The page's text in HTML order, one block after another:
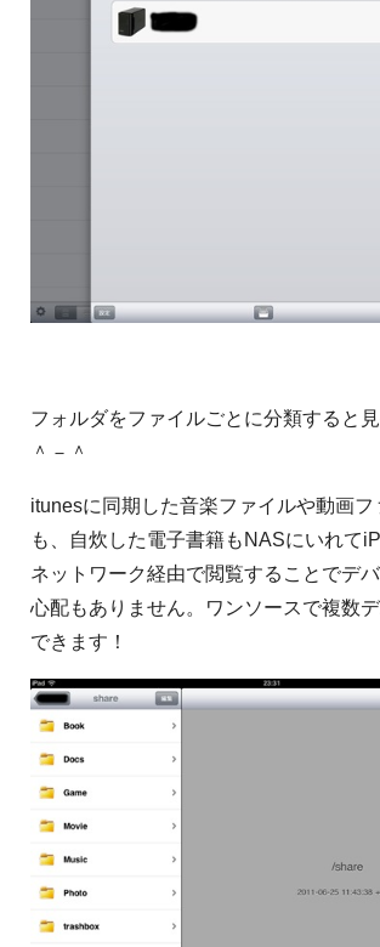
フォルダをファイルごとに分類すると見
＾－＾
itunesに同期した音楽ファイルや動画フ
も、自炊した電子書籍もNASにいれて
ネットワーク経由で閲覧することでデ
心配もありません。ワンソースで複数
できます！